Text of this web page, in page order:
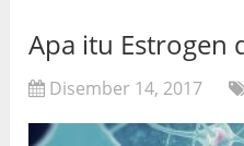
Apa itu Estrogen
Disember 14, 2017